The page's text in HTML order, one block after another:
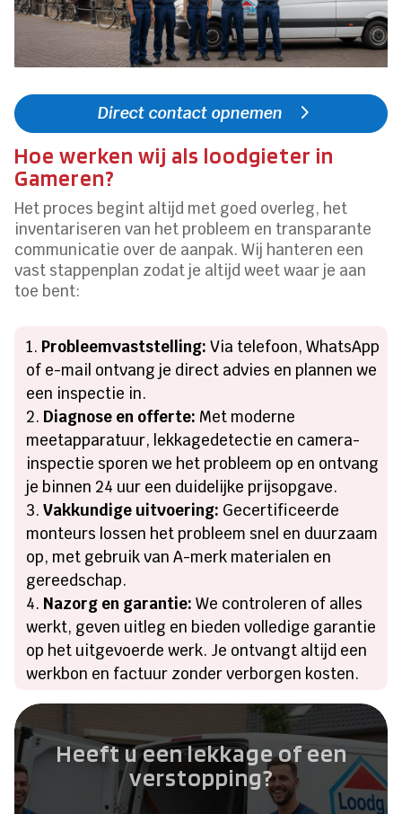
Direct contact opnemen
Hoe werken wij als loodgieter in
Gameren?
Het proces begint altijd met goed overleg, het
inventariseren van het probleem en transparante
communicatie over de aanpak. Wij hanteren een
vast stappenplan zodat je altijd weet waar je aan
toe bent:
Probleemvaststelling: Via telefoon, WhatsApp
of e-mail ontvang je direct advies en plannen we
een inspectie in.
Diagnose en offerte: Met moderne
meetapparatuur, lekkagedetectie en camera-
inspectie sporen we het probleem op en ontvang
je binnen 24 uur een duidelijke prijsopgave.
Vakkundige uitvoering: Gecertificeerde
monteurs lossen het probleem snel en duurzaam
op, met gebruik van A-merk materialen en
gereedschap.
Nazorg en garantie: We controleren of alles
werkt, geven uitleg en bieden volledige garantie
op het uitgevoerde werk. Je ontvangt altijd een
werkbon en factuur zonder verborgen kosten.
Heeft u een lekkage of een
verstopping?